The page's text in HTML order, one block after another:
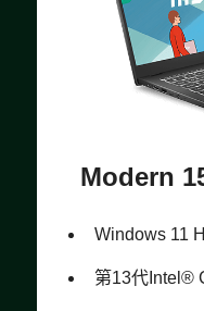
Modern
Windows 11
第13代Intel®